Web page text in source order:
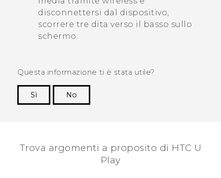
disconnettersi dal dispositivo,
scorrere tre dita verso il basso sullo
schermo.
Questa informazione ti è stata utile?
Sì
No
Trova argomenti a proposito di HTC U
Play